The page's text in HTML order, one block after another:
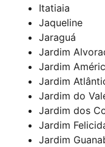
Itatiaia
Jaqueline
Jaraguá
Jardim
Jardim
Jardim
Jardim do
Jardim dos
Jardim
Jardim